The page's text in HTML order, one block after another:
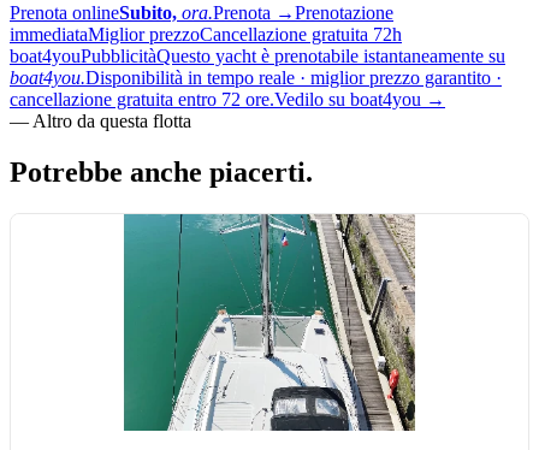
Prenota onlineSubito, ora.Prenota →Prenotazione
immediataMiglior prezzoCancellazione gratuita 72h
boat4youPubblicitàQuesto yacht è prenotabile istantaneamente su
boat4you.Disponibilità in tempo reale · miglior prezzo garantito ·
cancellazione gratuita entro 72 ore.Vedilo su boat4you →
— Altro da questa flotta
Potrebbe anche piacerti.